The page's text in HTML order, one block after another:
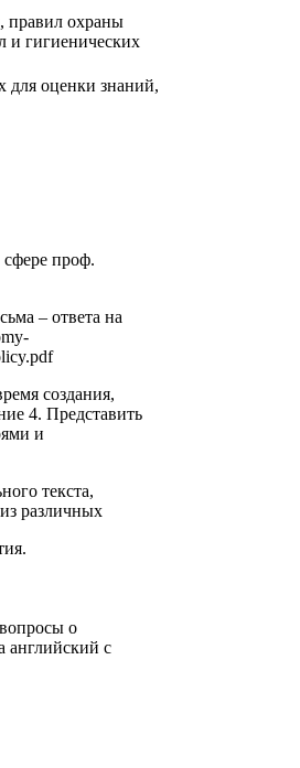
правил охраны
и гигиенических
для оценки знаний,
сфере проф.
– ответа на
создания,
4. Представить
и
текста,
различных
о
английский с